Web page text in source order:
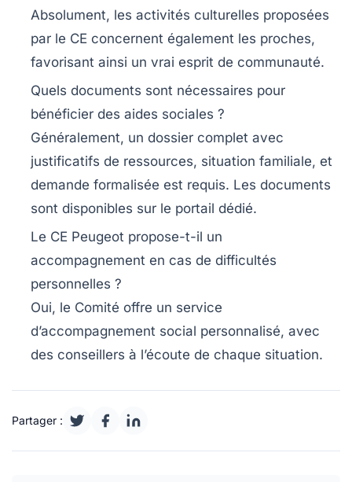
Absolument, les activités culturelles proposées
par le CE concernent également les proches,
favorisant ainsi un vrai esprit de communauté.
Quels documents sont nécessaires pour
bénéficier des aides sociales ?
Généralement, un dossier complet avec
justificatifs de ressources, situation familiale, et
demande formalisée est requis. Les documents
sont disponibles sur le portail dédié.
Le CE Peugeot propose-t-il un
accompagnement en cas de difficultés
personnelles ?
Oui, le Comité offre un service
d’accompagnement social personnalisé, avec
des conseillers à l’écoute de chaque situation.
Partager :